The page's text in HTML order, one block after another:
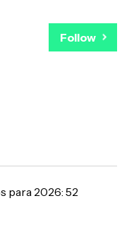
Follow